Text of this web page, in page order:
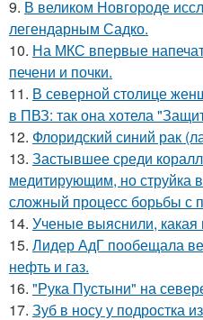
9. В великом Новгороде
легендарным Садко.
10. На МКС впервые
печени и почки.
11. В северной столице
в ПВЗ: так она хотела
12. Флоридский синий рак
13. Застывшее среди
медитирующим, но струйка
сложный процесс борьбы с
14. Ученые выяснили, какая
15. Лидер АдГ пообещала
нефть и газ.
16. "Рука Пустыни" на
17. Зуб в носу у подростка